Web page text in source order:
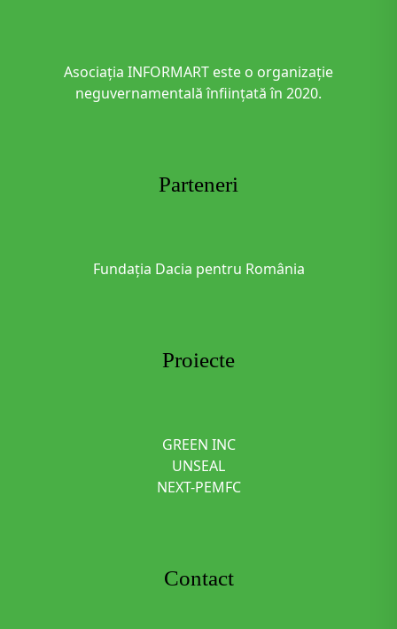
Asociația INFORMART este o organizație
neguvernamentală înființată în 2020.
Parteneri
Fundația Dacia pentru România
Proiecte
GREEN INC
UNSEAL
NEXT-PEMFC
Contact